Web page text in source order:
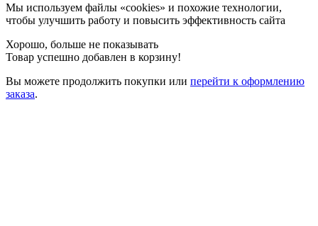
Мы используем файлы «cookies» и похожие технологии,
чтобы улучшить работу и повысить эффективность сайта
Хорошо, больше не показывать
Товар успешно добавлен в корзину!
Вы можете продолжить покупки или перейти к оформлению
заказа.